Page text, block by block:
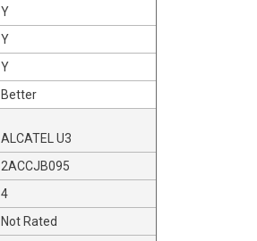
Y
Y
Y
Better
ALCATEL U3
2ACCJB095
4
Not Rated